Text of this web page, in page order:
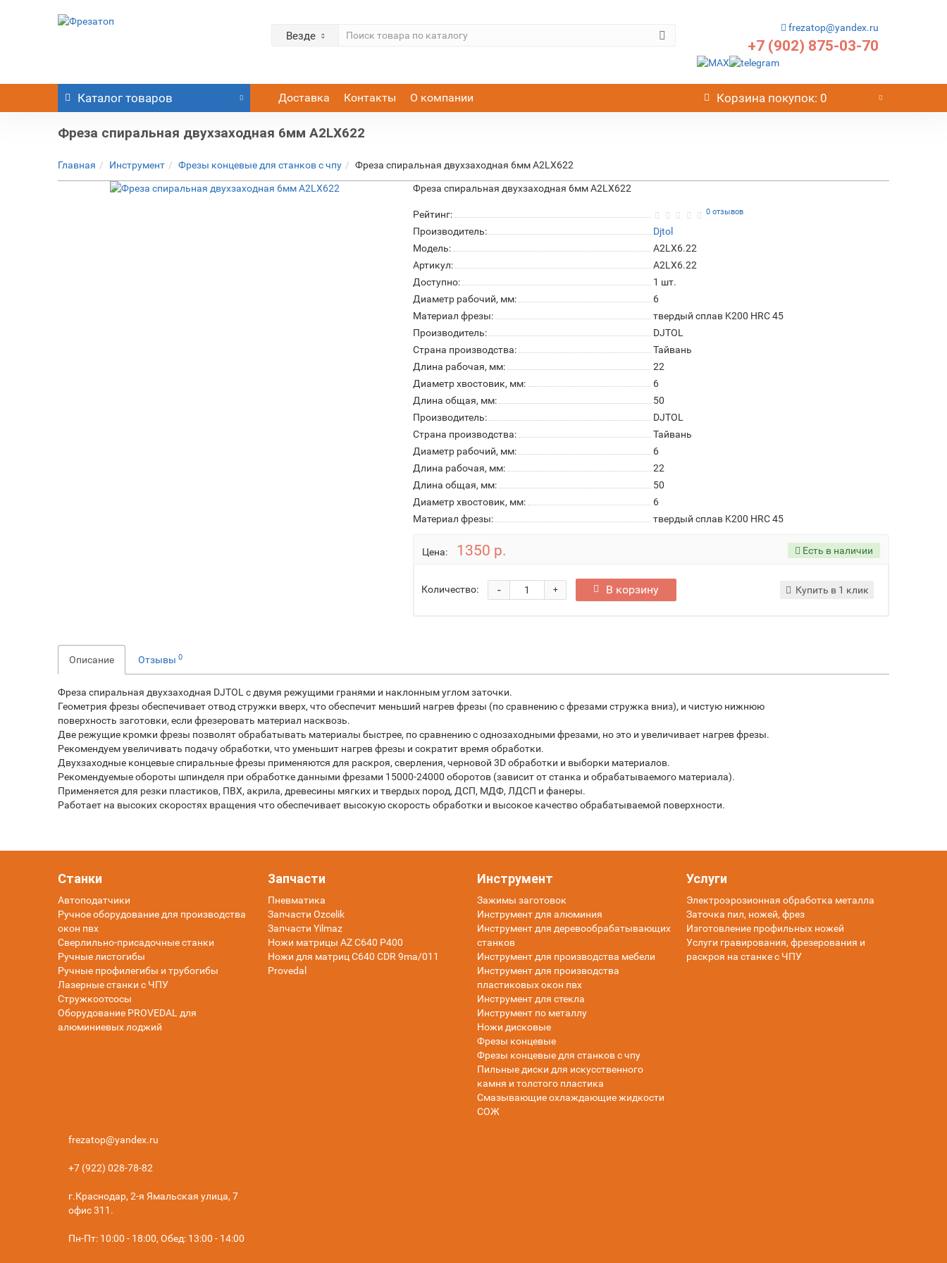
Везде
frezatop@yandex.ru
+7 (902) 875-03-70
Каталог товаров Доставка Контакты О компании Корзина покупок: 0
Фреза спиральная двухзаходная 6мм A2LX622
Главная Инструмент Фрезы концевые для станков с чпу Фреза спиральная двухзаходная 6мм A2LX622
Фреза спиральная двухзаходная 6мм A2LX622
Рейтинг: 0 отзывов
Производитель:
Djtol
Модель:
A2LX6.22
Артикул:
A2LX6.22
Доступно:
1 шт.
Диаметр рабочий, мм:
6
Материал фрезы:
твердый сплав K200 HRC 45
Производитель:
DJTOL
Страна производства:
Тайвань
Длина рабочая, мм:
22
Диаметр хвостовик, мм:
6
Длина общая, мм:
50
Производитель:
DJTOL
Страна производства:
Тайвань
Диаметр рабочий, мм:
6
Длина рабочая, мм:
22
Длина общая, мм:
50
Диаметр хвостовик, мм:
6
Материал фрезы:
твердый сплав K200 HRC 45
Цена: 1350 р. Есть в наличии
Количество: +
- В корзину Купить в 1 клик
Описание Отзывы0
Фреза спиральная двухзаходная DJTOL с двумя режущими гранями и наклонным углом заточки.
Геометрия фрезы обеспечивает отвод стружки вверх, что обеспечит меньший нагрев фрезы (по сравнению с фрезами стружка вниз), и чистую нижнюю
поверхность заготовки, если фрезеровать материал насквозь.
Две режущие кромки фрезы позволят обрабатывать материалы быстрее, по сравнению с однозаходными фрезами, но это и увеличивает нагрев фрезы.
Рекомендуем увеличивать подачу обработки, что уменьшит нагрев фрезы и сократит время обработки.
Двухзаходные концевые спиральные фрезы применяются для раскроя, сверления, черновой 3D обработки и выборки материалов.
Рекомендуемые обороты шпинделя при обработке данными фрезами 15000-24000 оборотов (зависит от станка и обрабатываемого материала).
Применяется для резки пластиков, ПВХ, акрила, древесины мягких и твердых пород, ДСП, МДФ, ЛДСП и фанеры.
Работает на высоких скоростях вращения что обеспечивает высокую скорость обработки и высокое качество обрабатываемой поверхности.
Станки
Автоподатчики
Ручное оборудование для производства
окон пвх
Сверлильно-присадочные станки
Ручные листогибы
Ручные профилегибы и трубогибы
Лазерные станки с ЧПУ
Стружкоотсосы
Оборудование PROVEDAL для
алюминиевых лоджий
Запчасти
Пневматика
Запчасти Ozcelik
Запчасти Yilmaz
Ножи матрицы AZ C640 P400
Ножи для матриц C640 CDR 9ma/011
Provedal
Инструмент
Зажимы заготовок
Инструмент для алюминия
Инструмент для деревообрабатывающих
станков
Инструмент для производства мебели
Инструмент для производства
пластиковых окон пвх
Инструмент для стекла
Инструмент по металлу
Ножи дисковые
Фрезы концевые
Фрезы концевые для станков с чпу
Пильные диски для искусственного
камня и толстого пластика
Смазывающие охлаждающие жидкости
СОЖ
Услуги
Электроэрозионная обработка металла
Заточка пил, ножей, фрез
Изготовление профильных ножей
Услуги гравирования, фрезерования и
раскроя на станке с ЧПУ
frezatop@yandex.ru
+7 (922) 028-78-82
г.Краснодар, 2-я Ямальская улица, 7
офис 311.
Пн-Пт: 10:00 - 18:00, Обед: 13:00 - 14:00